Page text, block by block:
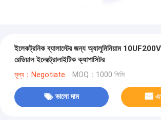
ইলেকট্রনিক ব্যালাস্টের জন্য অ্যালুমিনিয়াম
রেডিয়াল ইলেক্ট্রোলাইটিক ক্যাপাসিটর
মূল্য：Negotiate MOQ：1000 পিসি
ভালো দাম